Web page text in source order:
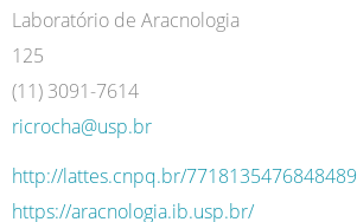
Laboratório de Aracnologia
125
(11) 3091-7614
ricrocha@usp.br
http://lattes.cnpq.br/7718135476848489
https://aracnologia.ib.usp.br/